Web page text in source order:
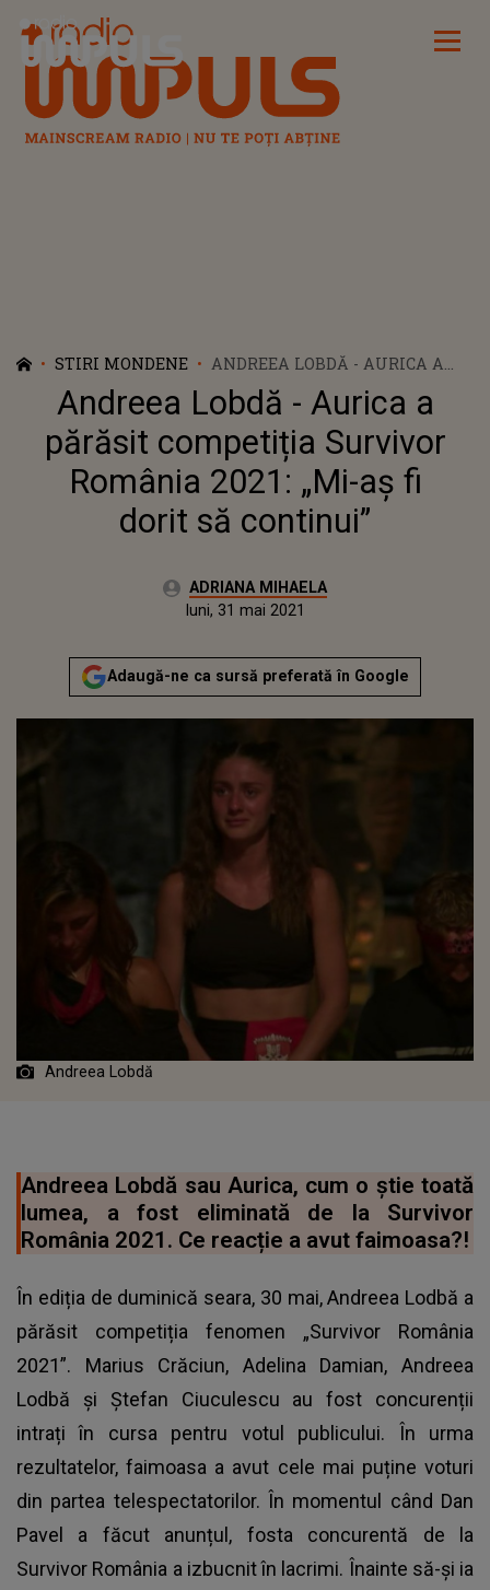
Radio Impuls
STIRI MONDENE
ANDREEA LOBDĂ - AURICA A
PĂRĂSIT COMPETIȚIA
SURVIVOR ROMÂNIA 2021: „MI-
AȘ FI DORIT SĂ CONTINUI”
Andreea Lobdă - Aurica a
părăsit competiția Survivor
România 2021: „Mi-aș fi
dorit să continui”
Autor:ADRIANA MIHAELA
Actualizat:
luni, 31 mai 2021
Adaugă-ne ca sursă preferată în Google
Andreea Lobdă
Andreea Lobdă sau Aurica, cum o știe toată
lumea, a fost eliminată de la Survivor
România 2021. Ce reacție a avut faimoasa?!
În ediția de duminică seara, 30 mai, Andreea Lodbă a
părăsit competiția fenomen „Survivor România
2021”. Marius Crăciun, Adelina Damian, Andreea
Lodbă și Ștefan Ciuculescu au fost concurenții
intrați în cursa pentru votul publicului. În urma
rezultatelor, faimoasa a avut cele mai puține voturi
din partea telespectatorilor. În momentul când Dan
Pavel a făcut anunțul, fosta concurentă de la
Survivor România a izbucnit în lacrimi. Înainte să-și ia